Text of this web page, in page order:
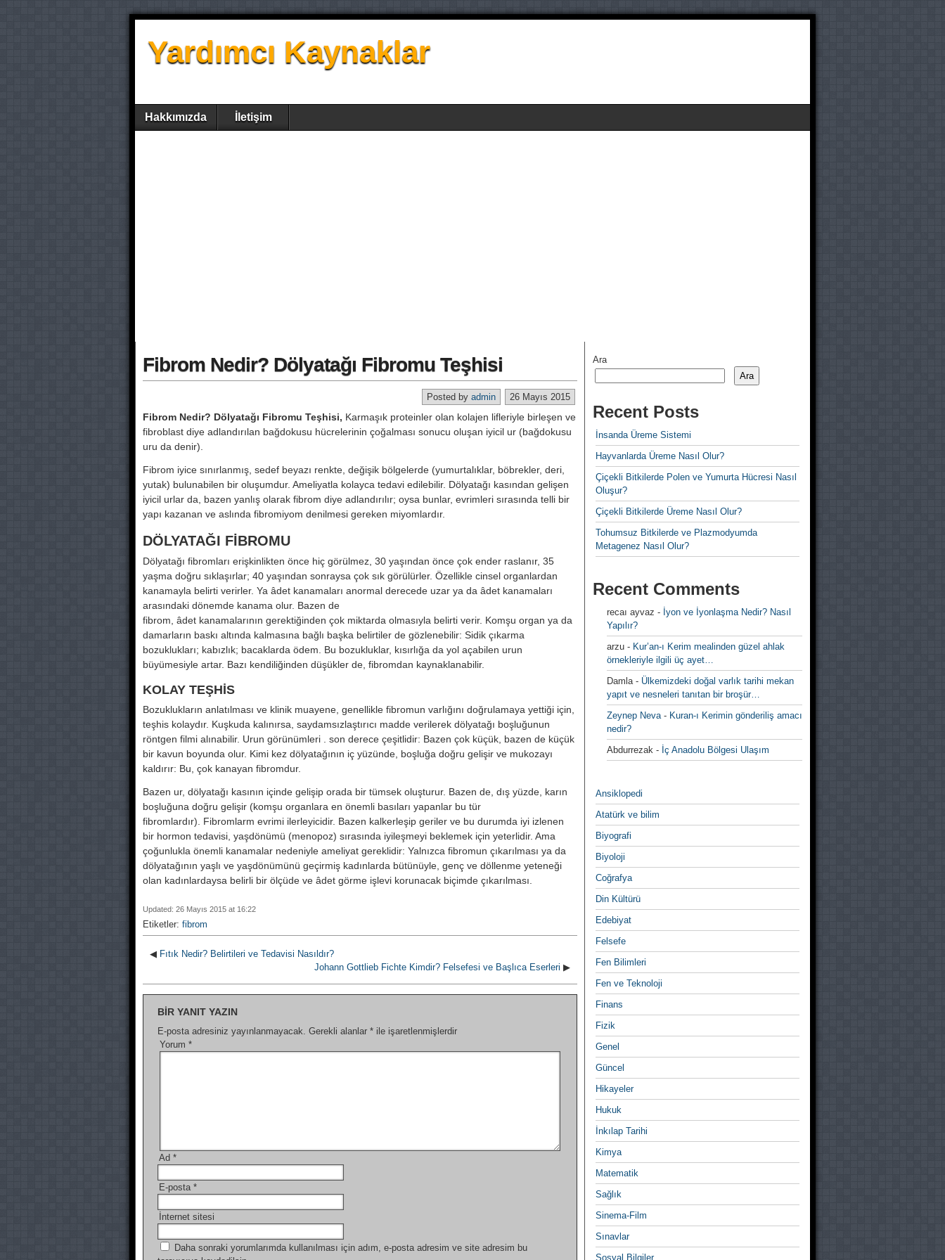
Yardımcı Kaynaklar
Hakkımızda İletişim
Fibrom Nedir? Dölyatağı Fibromu Teşhisi
26 Mayıs 2015
Posted by admin
Fibrom Nedir? Dölyatağı Fibromu Teşhisi, Karmaşık proteinler olan kolajen lifleriyle birleşen ve
fibroblast diye adlandırılan bağdokusu hücrelerinin çoğalması sonucu oluşan iyicil ur (bağdokusu
uru da denir).
Fibrom iyice sınırlanmış, sedef beyazı renkte, değişik bölgelerde (yumurtalıklar, böbrekler, deri,
yutak) bulunabilen bir oluşumdur. Ameliyatla kolayca tedavi edilebilir. Dölyatağı kasından gelişen
iyicil urlar da, bazen yanlış olarak fibrom diye adlandırılır; oysa bunlar, evrimleri sırasında telli bir
yapı kazanan ve aslında fibromiyom denilmesi gereken miyomlardır.
DÖLYATAĞI FİBROMU
Dölyatağı fibromları erişkinlikten önce hiç görülmez, 30 yaşından önce çok ender raslanır, 35
yaşma doğru sıklaşırlar; 40 yaşından sonraysa çok sık görülürler. Özellikle cinsel organlardan
kanamayla belirti verirler. Ya âdet kanamaları anormal derecede uzar ya da âdet kanamaları
arasındaki dönemde kanama olur. Bazen de
fibrom, âdet kanamalarının gerektiğinden çok miktarda olmasıyla belirti verir. Komşu organ ya da
damarların baskı altında kalmasına bağlı başka belirtiler de gözlenebilir: Sidik çıkarma
bozuklukları; kabızlık; bacaklarda ödem. Bu bozukluklar, kısırlığa da yol açabilen urun
büyümesiyle artar. Bazı kendiliğinden düşükler de, fibromdan kaynaklanabilir.
KOLAY TEŞHİS
Bozuklukların anlatılması ve klinik muayene, genellikle fibromun varlığını doğrulamaya yettiği için,
teşhis kolaydır. Kuşkuda kalınırsa, saydamsızlaştırıcı madde verilerek dölyatağı boşluğunun
röntgen filmi alınabilir. Urun görünümleri . son derece çeşitlidir: Bazen çok küçük, bazen de küçük
bir kavun boyunda olur. Kimi kez dölyatağının iç yüzünde, boşluğa doğru gelişir ve mukozayı
kaldırır: Bu, çok kanayan fibromdur.
Bazen ur, dölyatağı kasının içinde gelişip orada bir tümsek oluşturur. Bazen de, dış yüzde, karın
boşluğuna doğru gelişir (komşu organlara en önemli basıları yapanlar bu tür
fibromlardır). Fibromlarm evrimi ilerleyicidir. Bazen kalkerleşip geriler ve bu durumda iyi izlenen
bir hormon tedavisi, yaşdönümü (menopoz) sırasında iyileşmeyi beklemek için yeterlidir. Ama
çoğunlukla önemli kanamalar nedeniyle ameliyat gereklidir: Yalnızca fibromun çıkarılması ya da
dölyatağının yaşlı ve yaşdönümünü geçirmiş kadınlarda bütünüyle, genç ve döllenme yeteneği
olan kadınlardaysa belirli bir ölçüde ve âdet görme işlevi korunacak biçimde çıkarılması.
Updated: 26 Mayıs 2015 at 16:22
Etiketler: fibrom
◀ Fıtık Nedir? Belirtileri ve Tedavisi Nasıldır?
Johann Gottlieb Fichte Kimdir? Felsefesi ve Başlıca Eserleri ▶
BIR YANIT YAZIN
E-posta adresiniz yayınlanmayacak. Gerekli alanlar * ile işaretlenmişlerdir
Yorum *
Ad *
E-posta *
İnternet sitesi
Daha sonraki yorumlarımda kullanılması için adım, e-posta adresim ve site adresim bu
Ara
Ara
Recent Posts
İnsanda Üreme Sistemi
Hayvanlarda Üreme Nasıl Olur?
Çiçekli Bitkilerde Polen ve Yumurta Hücresi Nasıl
Oluşur?
Çiçekli Bitkilerde Üreme Nasıl Olur?
Tohumsuz Bitkilerde ve Plazmodyumda
Metagenez Nasıl Olur?
Recent Comments
recaı ayvaz - İyon ve İyonlaşma Nedir? Nasıl
Yapılır?
arzu - Kur’an-ı Kerim mealinden güzel ahlak
örnekleriyle ilgili üç ayet…
Damla- Ülkemizdeki doğal varlık tarihi mekan
yapıt ve nesneleri tanıtan bir broşür…
Zeynep Neva- Kuran-ı Kerimin gönderiliş amacı
nedir?
Abdurrezak - İç Anadolu Bölgesi Ulaşım
Ansiklopedi
Atatürk ve bilim
Biyografi
Biyoloji
Coğrafya
Din Kültürü
Edebiyat
Felsefe
Fen Bilimleri
Fen ve Teknoloji
Finans
Fizik
Genel
Güncel
Hikayeler
Hukuk
İnkılap Tarihi
Kimya
Matematik
Sağlık
Sinema-Film
Sınavlar
Sosyal Bilgiler